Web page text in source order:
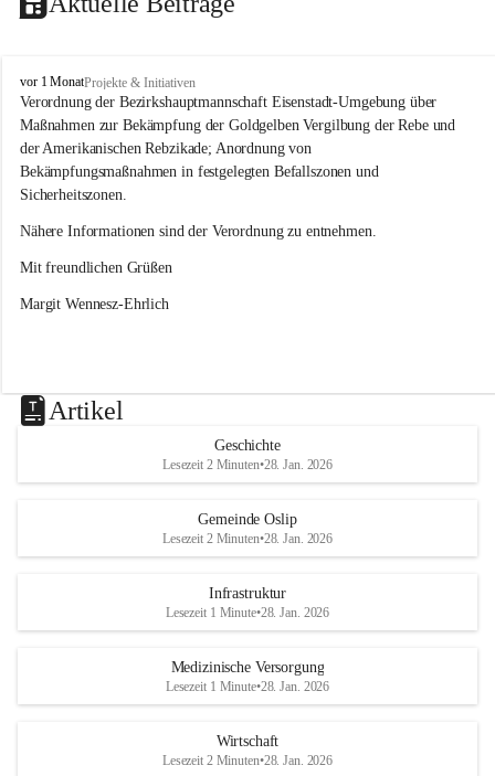
O
s
l
i
p
vor 1 MonatProjekte & Initiativen
Verordnung der Bezirkshauptmannschaft Eisenstadt-Umgebung über
Maßnahmen zur Bekämpfung der Goldgelben Vergilbung der Rebe und
der Amerikanischen Rebzikade; Anordnung von
Bekämpfungsmaßnahmen in festgelegten Befallszonen und
Sicherheitszonen.
Nähere Informationen sind der Verordnung zu entnehmen.
Mit freundlichen Grüßen
Margit Wennesz-Ehrlich
Artikel
Geschichte
Lesezeit 2 Minuten•28. Jan. 2026
Gemeinde Oslip
Lesezeit 2 Minuten•28. Jan. 2026
Infrastruktur
Lesezeit 1 Minute•28. Jan. 2026
Medizinische Versorgung
Lesezeit 1 Minute•28. Jan. 2026
Wirtschaft
Lesezeit 2 Minuten•28. Jan. 2026